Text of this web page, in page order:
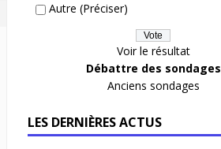
Autre (Préciser)
Voir le résultat
Débattre des sondages
Anciens sondages
LES DERNIÈRES ACTUS